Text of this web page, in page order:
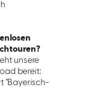
unsere
bereit:
"Bayerisch-